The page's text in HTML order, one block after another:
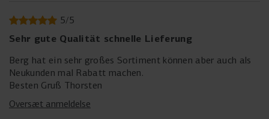
5/5
Sehr gute Qualität schnelle Lieferung
Berg hat ein sehr großes Sortiment können aber auch als
Neukunden mal Rabatt machen.
Besten Gruß Thorsten
Oversæt anmeldelse